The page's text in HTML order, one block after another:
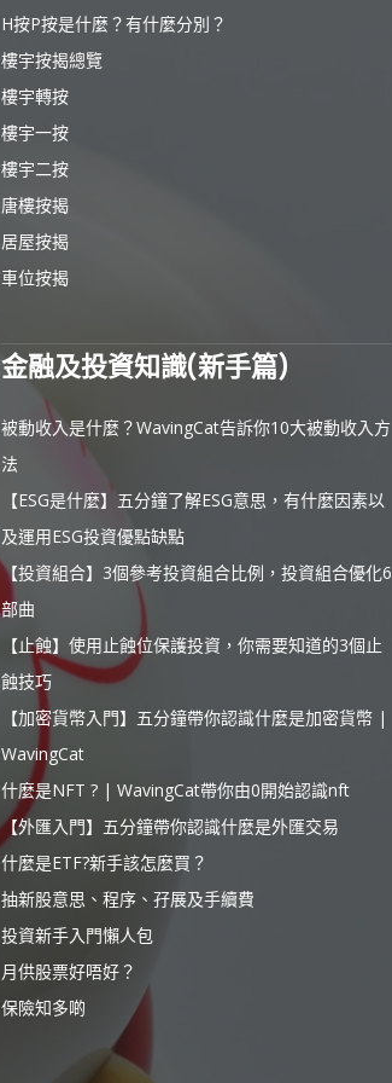
H按P按是什麼？有什麼分別？
樓宇按揭總覽
樓宇轉按
樓宇一按
樓宇二按
唐樓按揭
居屋按揭
車位按揭
金融及投資知識(新手篇)
被動收入是什麼？WavingCat告訴你10大被動收入方
法
【ESG是什麼】五分鐘了解ESG意思，有什麼因素以
及運用ESG投資優點缺點
【投資組合】3個參考投資組合比例，投資組合優化6
部曲
【止蝕】使用止蝕位保護投資，你需要知道的3個止
蝕技巧
【加密貨幣入門】五分鐘帶你認識什麼是加密貨幣 |
WavingCat
什麼是NFT ? | WavingCat帶你由0開始認識nft
【外匯入門】五分鐘帶你認識什麼是外匯交易
什麼是ETF?新手該怎麼買？
抽新股意思、程序、孖展及手續費
投資新手入門懶人包
月供股票好唔好？
保險知多啲